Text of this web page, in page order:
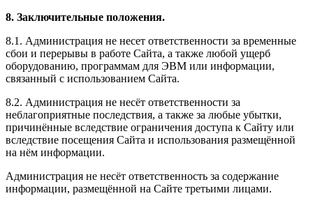
8. Заключительные положения.
8.1. Администрация не несет ответственности за временные
сбои и перерывы в работе Сайта, а также любой ущерб
оборудованию, программам для ЭВМ или информации,
связанный с использованием Сайта.
8.2. Администрация не несёт ответственности за
неблагоприятные последствия, а также за любые убытки,
причинённые вследствие ограничения доступа к Сайту или
вследствие посещения Сайта и использования размещённой
на нём информации.
Администрация не несёт ответственность за содержание
информации, размещённой на Сайте третьими лицами.